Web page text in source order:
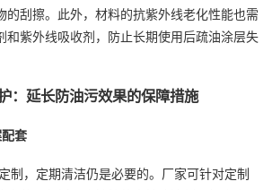
的刮擦。此外，材料的抗紫外线老化性能也需
和紫外线吸收剂，防止长期使用后疏油涂层失
：延长防油污效果的保障措施
套
制，定期清洁仍是必要的。厂家可针对定制